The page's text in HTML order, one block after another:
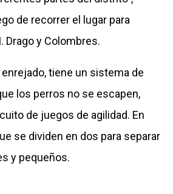
de recorrer el lugar para
Drago y Colombres.
tiene un sistema de
los perros no se escapen,
de juegos de agilidad. En
se dividen en dos para separar
y pequeños.